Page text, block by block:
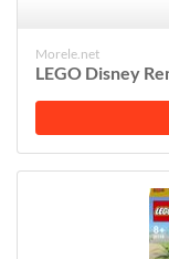
Morele.net
LEGO Disney